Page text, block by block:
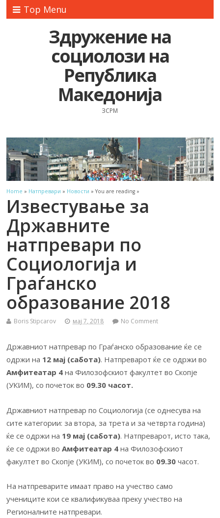
Top Menu
Здружение на
социолози на
Република
Македонија
ЗСРМ
Home » Натпревари » Новости » You are reading »
Известување за
Државните
натпревари по
Социологија и
Граѓанско
образование 2018
Boris Stipcarov мај 7, 2018 No Comment
Државниот натпревар по Граѓанско образование ќе се
одржи на 12 мај (сабота). Натпреварот ќе се одржи во
Амфитеатар 4 на Филозофскиот факултет во Скопје
(УКИМ), со почеток во 09.30 часот.
Државниот натпревар по Социологија (се однесува на
сите категории: за втора, за трета и за четврта година)
ќе се одржи на 19 мај (сабота). Натпреварот, исто така,
ќе се одржи воАмфитеатар 4 на Филозофскиот
факултет во Скопје (УКИМ), со почеток во 09.30 часот.
На натпреварите имаат право на учество само
учениците кои се квалификуваа преку учество на
Регионалните натпревари.